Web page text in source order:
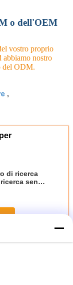
o dell'OEM
vostro proprio
abbiamo nostro
del ODM.
,
di ricerca
senza